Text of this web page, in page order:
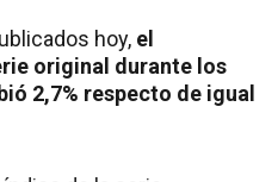
hoy, el
original durante los
2,7% respecto de igual